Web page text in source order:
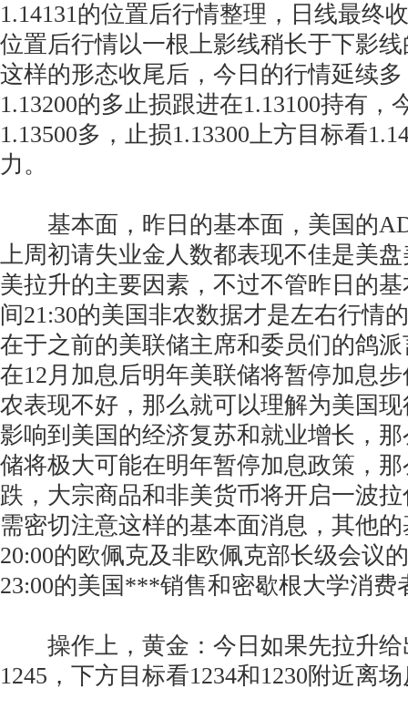
1.14131的位置后行情整理，日线最终
位置后行情以一根上影线稍长于下影
这样的形态收尾后，今日的行情延续
1.13200的多止损跟进在1.13100持有，
1.13500多，止损1.13300上方目标看
力。
基本面，昨日的基本面，美国的
上周初请失业金人数都表现不佳是美
美拉升的主要因素，不过不管昨日的
间21:30的美国非农数据才是左右行情
在于之前的美联储主席和委员们的鸽
在12月加息后明年美联储将暂停加息
农表现不好，那么就可以理解为美国
影响到美国的经济复苏和就业增长，
储将极大可能在明年暂停加息政策，
跌，大宗商品和非美货币将开启一波
需密切注意这样的基本面消息，其他
20:00的欧佩克及非欧佩克部长级会议
23:00的美国***销售和密歇根大学消费
操作上，黄金：今日如果先拉升给
1245，下方目标看1234和1230附近离